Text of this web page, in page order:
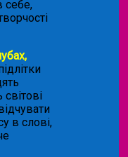
себе,
в слові,